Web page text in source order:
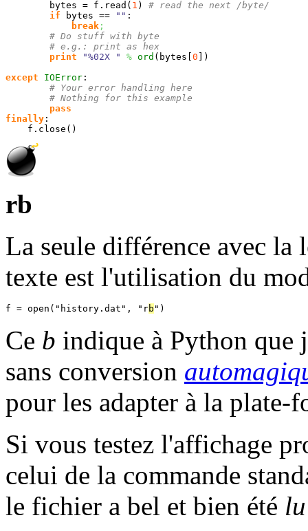
	bytes = f.
read ( 1 )
# read the next /byte/
if bytes == "" :
break ;
# Do stuff with byte
# e.g.: print as hex
print
"%02X " % ord ( bytes 0
)
except
IOError :
# Your error handling here
# Nothing for this example
pass
finally :
    f.
close ( )
rb
La seule différence avec
texte est l'utilisation du
f = open("history.dat", "rb
Ce b indique à Python
sans conversion
pour les adapter à la plate-
Si vous testez l'affichage
celui de la commande
le fichier a bel et bien été lu